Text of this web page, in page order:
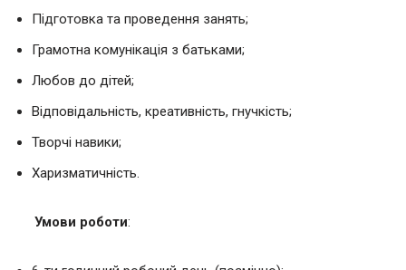
Підготовка та проведення занять;
Грамотна комунікація з батьками;
Любов до дітей;
Відповідальність, креативність, гнучкість;
Творчі навики;
Харизматичність.
Умови роботи: